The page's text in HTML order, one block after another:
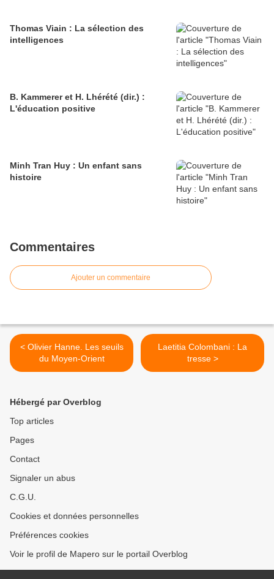
Thomas Viain : La sélection des
intelligences
B. Kammerer et H. Lhérété (dir.) :
L'éducation positive
Minh Tran Huy : Un enfant sans
histoire
Commentaires
Ajouter un commentaire
< Olivier Hanne. Les seuils
du Moyen-Orient
Laetitia Colombani : La
tresse >
Hébergé par Overblog
Top articles
Pages
Contact
Signaler un abus
C.G.U.
Cookies et données personnelles
Préférences cookies
Voir le profil de Mapero sur le portail Overblog